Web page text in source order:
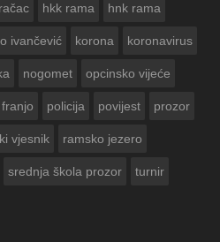
hkk rama hnk rama
ivančević korona koronavirus
nogomet opcinsko vijeće
policija povijest prozor
vjesnik ramsko jezero
srednja škola prozor turnir